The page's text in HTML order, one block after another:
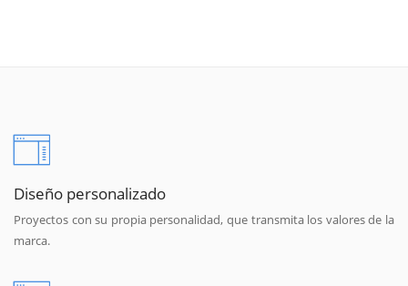
Diseño personalizado
Proyectos con su propia personalidad, que transmita los valores de la
marca.